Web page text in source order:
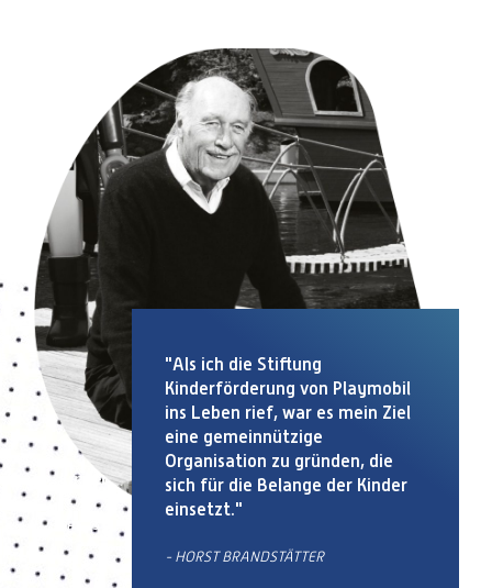
"Als ich die Stiftung
Kinderförderung von Playmobil
ins Leben rief, war es mein Ziel
eine gemeinnützige
Organisation zu gründen, die
sich für die Belange der Kinder
einsetzt."
- HORST BRANDSTÄTTER